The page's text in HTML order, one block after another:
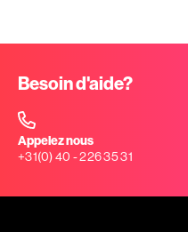
Besoin d'aide?
Appelez nous
+31(0) 40 - 226 35 31